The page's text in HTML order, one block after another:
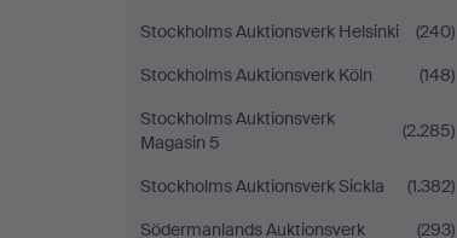
Stockholms Auktionsverk Helsinki
(240)
Stockholms Auktionsverk Köln
(148)
Stockholms Auktionsverk
Magasin 5
(2.285)
Stockholms Auktionsverk Sickla
(1.382)
Södermanlands Auktionsverk
(293)